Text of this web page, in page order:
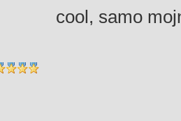
cool, samo